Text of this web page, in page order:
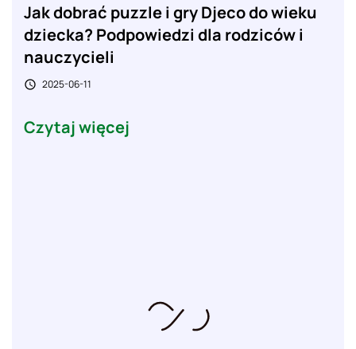
Jak dobrać puzzle i gry Djeco do wieku
dziecka? Podpowiedzi dla rodziców i
nauczycieli
 2025-06-11
Czytaj więcej